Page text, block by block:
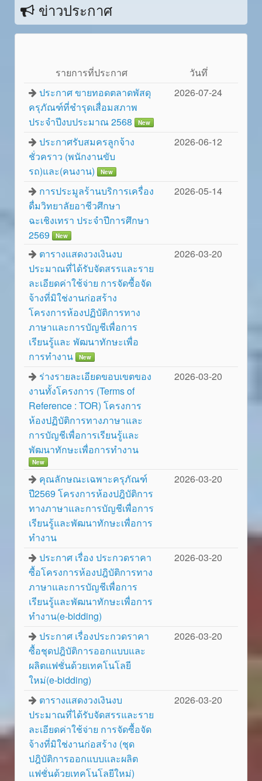
ข่าวประกาศ
รายการที่ประกาศ
วันทึ่
ประกาศ ขายทอดตลาดพัสดุ
ครุภัณฑ์ที่ชำรุดเสื่อมสภาพ
ประจำปีงบประมาณ 2568
New
2026-07-24
ประกาศรับสมครลูกจ้าง
ชั่วคราว (พนักงานขับ
รถ)และ(คนงาน)
New
2026-06-12
การประมูลร้านบริการเครื่อง
ดื่มวิทยาลัยอาชีวศึกษา
ฉะเชิงเทรา ประจำปีการศึกษา
2569
New
2026-05-14
ตารางแสดงวงเงินงบ
ประมาณที่ได้รับจัดสรรและราย
ละเอียดค่าใช้จ่าย การจัดซื้อจัด
จ้างที่มิใช่งานก่อสร้าง
โครงการห้องปฏิบัติการทาง
ภาษาและการบัญชีเพื่อการ
เรียนรู้และ พัฒนาทักษะเพื่อ
การทำงาน
New
2026-03-20
ร่างรายละเอียดขอบเขตของ
งานทั้งโครงการ (Terms of
Reference : TOR) โครงการ
ห้องปฏิบัติการทางภาษาและ
การบัญชีเพื่อการเรียนรู้และ
พัฒนาทักษะเพื่อการทำงาน
New
2026-03-20
คุณลักษณะเฉพาะครุภัณฑ์
ปี2569 โครงการห้องปฎิบัติการ
ทางภาษาและการบัญชีเพื่อการ
เรียนรู้และพัฒนาทักษะเพื่อการ
ทำงาน
2026-03-20
ประกาศ เรื่อง ประกวดราคา
ซื้อโครงการห้องปฎิบัติการทาง
ภาษาและการบัญชีเพื่อการ
เรียนรู้และพัฒนาทักษะเพื่อการ
ทำงาน(e-bidding)
2026-03-20
ประกาศ เรื่องประกวดราคา
ซื้อชุดปฎิบัติการออกแบบและ
ผลิตแฟชั่นด้วยเทคโนโลยี
ใหม่(e-bidding)
2026-03-20
ตารางแสดงวงเงินงบ
ประมาณที่ได้รับจัดสรรและราย
ละเอียดค่าใช้จ่าย การจัดซื้อจัด
จ้างที่มิใช่งานก่อสร้าง (ชุด
ปฎิบัติการออกแบบและผลิต
แฟชั่นด้วยเทคโนโลยีใหม่)
2026-03-20